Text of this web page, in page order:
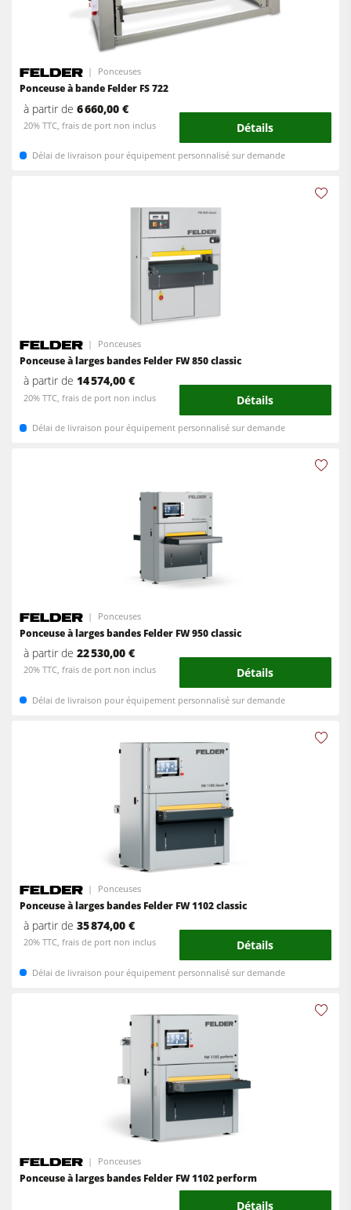
Ponceuses
Ponceuse à bande Felder FS 722
à partir de6 660,00 €
20% TTC, frais de port non inclus Détails
Délai de livraison pour équipement personnalisé sur demande
Ponceuses
Ponceuse à larges bandes Felder FW 850 classic
à partir de14 574,00 €
20% TTC, frais de port non inclus Détails
Délai de livraison pour équipement personnalisé sur demande
Ponceuses
Ponceuse à larges bandes Felder FW 950 classic
à partir de22 530,00 €
20% TTC, frais de port non inclus Détails
Délai de livraison pour équipement personnalisé sur demande
Ponceuses
Ponceuse à larges bandes Felder FW 1102 classic
à partir de35 874,00 €
20% TTC, frais de port non inclus Détails
Délai de livraison pour équipement personnalisé sur demande
Ponceuses
Ponceuse à larges bandes Felder FW 1102 perform
Détails